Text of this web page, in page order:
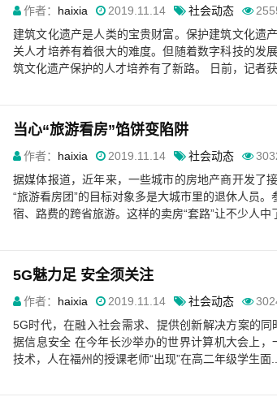
作者： haixia 2019.11.14 社会动态
建筑文化遗产是人类的宝贵财富。保护建筑文化遗
关人才培养有着很大的难度。但随着数字科技的发
筑文化遗产保护的人才培养有了新路。 日前，记者
当心“旅游看房”馅饼变陷阱
作者： haixia 2019.11.14 社会动态
据媒体报道，近年来，一些城市的房地产商开发了
“旅游看房团”的目标对象多是大城市里的退休人员
宿、路费的跨省旅游。这样的卖房“套路”让不少人中
5G魅力足 安全须关注
作者： haixia 2019.11.14 社会动态
5G时代，在融入社会需求、提供创新解决方案的
据信息安全 在今年长沙举办的世界计算机大会上
技术，人在福州的授课老师“出现”在高二年级学生面...